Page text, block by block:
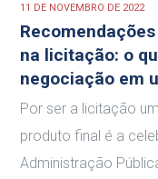
11 DE NOVEMBRO DE 2022
na licitação: o
negociação em
Por ser a licitação
produto final é a
Administração